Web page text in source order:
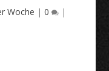
Woche | 0 |